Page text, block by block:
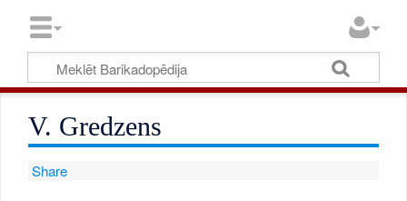
V. Gredzens
Share